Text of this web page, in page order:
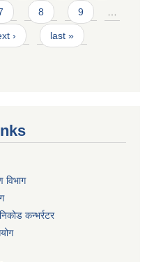
8 9 …
› last »
विभाग
कन्भर्रटर